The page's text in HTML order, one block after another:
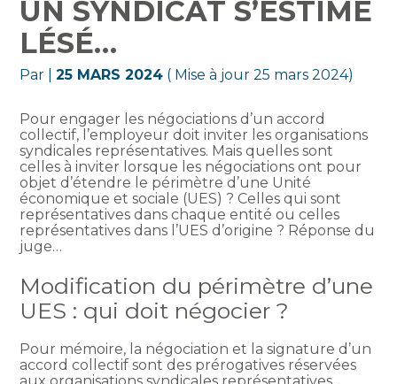
UN SYNDICAT S’ESTIME
LÉSÉ…
Par |25 MARS 2024 ( Mise à jour 25 mars 2024)
Pour engager les négociations d’un accord
collectif, l’employeur doit inviter les organisations
syndicales représentatives. Mais quelles sont
celles à inviter lorsque les négociations ont pour
objet d’étendre le périmètre d’une Unité
économique et sociale (UES) ? Celles qui sont
représentatives dans chaque entité ou celles
représentatives dans l’UES d’origine ? Réponse du
juge…
Modification du périmètre d’une
UES : qui doit négocier ?
Pour mémoire, la négociation et la signature d’un
accord collectif sont des prérogatives réservées
aux organisations syndicales représentatives.